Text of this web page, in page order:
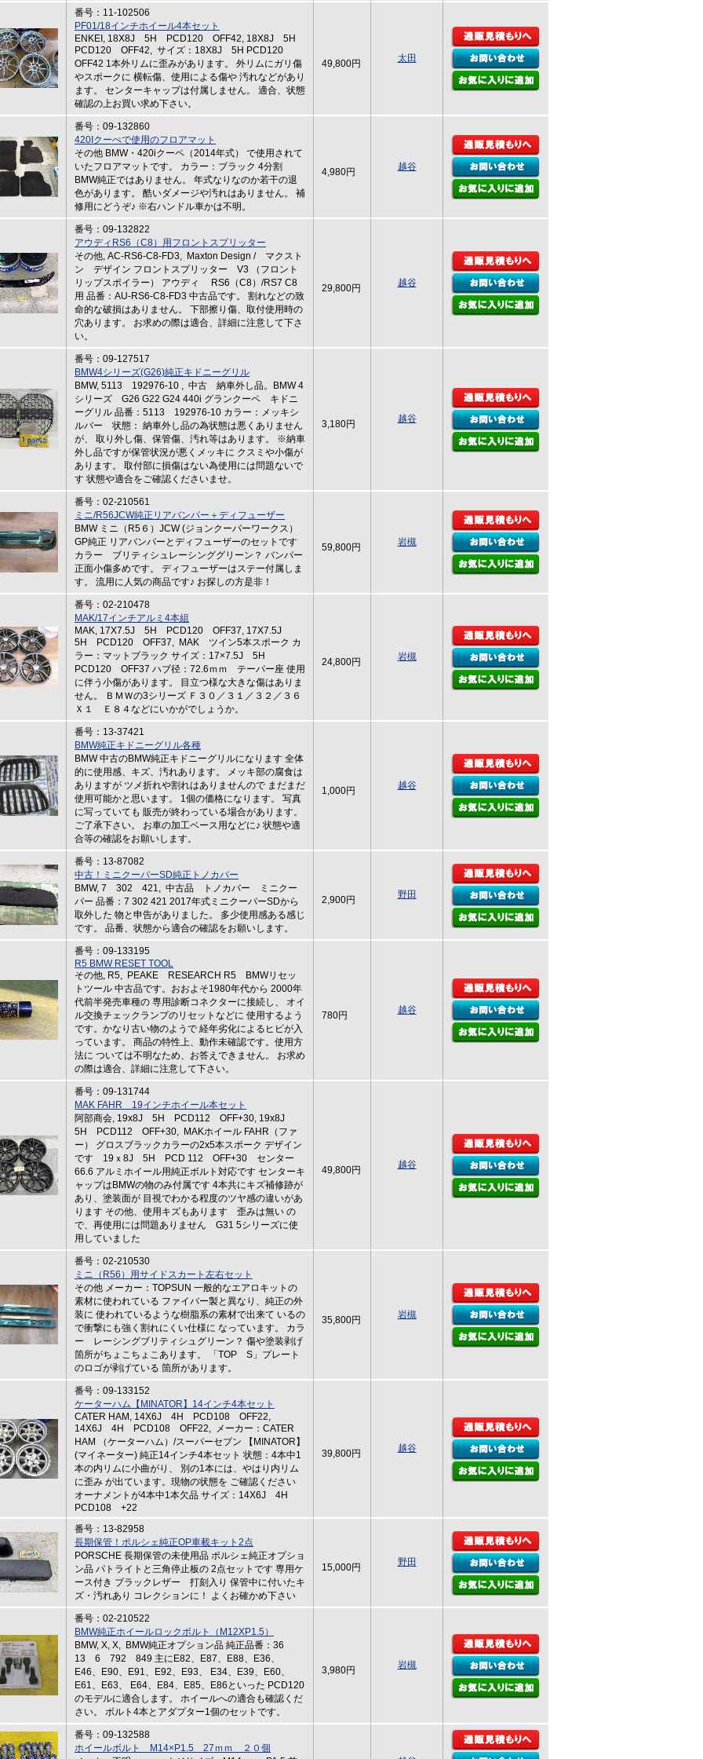
番号：11-102506
PF01/18インチホイール4本セット
ENKEI, 18X8J 5H PCD120 OFF42, 18X8J 5H
PCD120 OFF42, サイズ：18X8J 5H PCD120
OFF42 1本外リムに歪みがあります。 外リムにガリ傷
やスポークに 横転傷、使用による傷や 汚れなどがあり
ます。 センターキャップは付属しません。 適合、状態
確認の上お買い求め下さい。
49,800円 太田
番号：09-132860
420Iクーぺで使用のフロアマット
その他 BMW・420iクーペ（2014年式） で使用されて
いたフロアマットです。 カラー：ブラック 4分割
BMW純正ではありません。 年式なりなのか若干の退
色があります。 酷いダメージや汚れはありません。 補
修用にどうぞ♪ ※右ハンドル車かは不明。
4,980円 越谷
番号：09-132822
アウディRS6（C8）用フロントスプリッター
その他, AC-RS6-C8-FD3, Maxton Design / マクスト
ン デザイン フロントスプリッター V3 （フロント
リップスポイラー） アウディ RS6（C8）/RS7 C8
用 品番：AU-RS6-C8-FD3 中古品です。 割れなどの致
命的な破損はありません。 下部擦り傷、取付使用時の
穴あります。 お求めの際は適合、詳細に注意して下さ
い。
29,800円 越谷
番号：09-127517
BMW4シリーズ(G26)純正キドニーグリル
BMW, 5113 192976-10 , 中古 納車外し品。BMW 4
シリーズ G26 G22 G24 440i グランクーペ キドニ
ーグリル 品番：5113 192976-10 カラー：メッキシ
ルバー 状態： 納車外し品の為状態は悪くありません
が、 取り外し傷、保管傷、汚れ等はあります。 ※納車
外し品ですが保管状況が悪くメッキに クスミや小傷が
あります。 取付部に損傷はない為使用には問題ないで
す 状態や適合をご確認くださいませ。
3,180円 越谷
番号：02-210561
ミニ/R56JCW純正リアバンパー＋ディフューザー
BMW ミニ（R5６）JCW (ジョンクーパーワークス）
GP純正 リアバンパーとディフューザーのセットです
カラー ブリティシュレーシンググリーン？ バンパー
正面小傷多めです。 ディフューザーはステー付属しま
す。 流用に人気の商品です♪ お探しの方是非！
59,800円 岩槻
番号：02-210478
MAK/17インチアルミ4本組
MAK, 17X7.5J 5H PCD120 OFF37, 17X7.5J
5H PCD120 OFF37, MAK ツイン5本スポーク カ
ラー：マットブラック サイズ：17×7.5J 5H
PCD120 OFF37 ハブ径：72.6ｍｍ テーパー座 使用
に伴う小傷があります。 目立つ様な大きな傷はありま
せん。 ＢＭＷの3シリーズ Ｆ３０／３１／３２／３６
Ｘ１ Ｅ８４などにいかがでしょうか。
24,800円 岩槻
番号：13-37421
BMW純正キドニーグリル各種
BMW 中古のBMW純正キドニーグリルになります 全体
的に使用感、キズ、汚れあります。 メッキ部の腐食は
ありますが ツメ折れや割れはありませんので まだまだ
使用可能かと思います。 1個の価格になります。 写真
に写っていても 販売が終わっている場合があります。
ご了承下さい。 お車の加工ベース用などに♪ 状態や適
合等の確認をお願いします。
1,000円 越谷
番号：13-87082
中古！ミニクーパーSD純正トノカバー
BMW, 7 302 421, 中古品 トノカバー ミニクー
パー 品番：7 302 421 2017年式ミニクーパーSDから
取外した 物と申告がありました。 多少使用感ある感じ
です。 品番、状態から適合の確認をお願いします。
2,900円 野田
番号：09-133195
R5 BMW RESET TOOL
その他, R5, PEAKE RESEARCH R5 BMWリセッ
トツール 中古品です。おおよそ1980年代から 2000年
代前半発売車種の 専用診断コネクターに接続し、 オイ
ル交換チェックランプのリセットなどに 使用するよう
です。かなり古い物のようで 経年劣化によるヒビが入
っています。 商品の特性上、動作未確認です。使用方
法に ついては不明なため、お答えできません。 お求め
の際は適合、詳細に注意して下さい。
780円 越谷
番号：09-131744
MAK FAHR 19インチホイール本セット
阿部商会, 19x8J 5H PCD112 OFF+30, 19x8J
5H PCD112 OFF+30, MAKホイール FAHR（ファ
ー） グロスブラックカラーの2x5本スポーク デザイン
です 19ｘ8J 5H PCD 112 OFF+30 センター
66.6 アルミホイール用純正ボルト対応です センターキ
ャップはBMWの物のみ付属です 4本共にキズ補修跡が
あり、塗装面が 目視でわかる程度のツヤ感の違いがあ
ります その他、使用キズもあります 歪みは無い の
で、再使用には問題ありません G31 5シリーズに使
用していました
49,800円 越谷
番号：02-210530
ミニ（R56）用サイドスカート左右セット
その他 メーカー：TOPSUN 一般的なエアロキットの
素材に使われている ファイバー製と異なり、純正の外
装に 使われているような樹脂系の素材で出来て いるの
で衝撃にも強く割れにくい仕様に なっています。 カラ
ー レーシングブリティシュグリーン？ 傷や塗装剥げ
箇所がちょこちょこあります。 「TOP S」プレート
のロゴが剥げている 箇所があります。
35,800円 岩槻
番号：09-133152
ケーターハム【MINATOR】14インチ4本セット
CATER HAM, 14X6J 4H PCD108 OFF22,
14X6J 4H PCD108 OFF22, メーカー：CATER
HAM （ケーターハム）/スーパーセブン 【MINATOR】
(マイネーター) 純正14インチ4本セット 状態：4本中1
本の内リムに小曲がり、 別の1本には、やはり内リム
に歪み が出ています。現物の状態を ご確認ください
オーナメントが4本中1本欠品 サイズ：14X6J 4H
PCD108 +22
39,800円 越谷
番号：13-82958
長期保管！ポルシェ純正OP車載キット2点
PORSCHE 長期保管の未使用品 ポルシェ純正オプショ
ン品 パトライトと三角停止板の 2点セットです 専用ケ
ース付き ブラックレザー 打刻入り 保管中に付いたキ
ズ・汚れあり コレクションに！ よくお確かめ下さい
15,000円 野田
番号：02-210522
BMW純正ホイールロックボルト（M12XP1.5）
BMW, X, X, BMW純正オプション品 純正品番：36
13 6 792 849 主にE82、E87、E88、E36、
E46、E90、E91、E92、E93、 E34、E39、E60、
E61、E63、 E64、E84、E85、E86といった PCD120
のモデルに適合します。 ホイールへの適合も確認くだ
さい。 ボルト4本とアダプター1個のセットです。
3,980円 岩槻
番号：09-132588
ホイールボルト M14×P1.5 27ｍｍ ２０個